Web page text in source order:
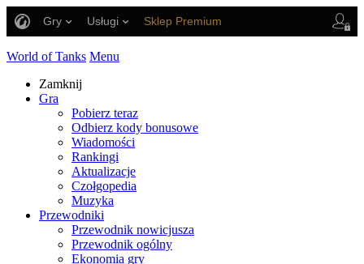
Gry Usługi Sklep Premium
World of Tanks Menu
Zamknij
Gra
Pobierz teraz
Odbierz kody bonusowe
Wiadomości
Rankingi
Aktualizacje
Czołgopedia
Muzyka
Przewodniki
Przewodnik nowicjusza
Przewodnik ogólny
Ekonomia gry